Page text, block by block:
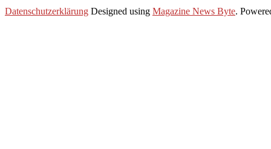
2021-
Datenschutzerklärung Designed using Magazine News Byte.